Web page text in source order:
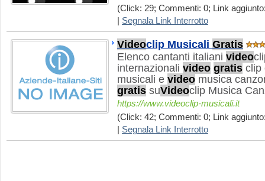
(Click: 29; Commenti: 0; Link
Segnala Link Interrotto
Videoclip Musicali Gratis
Elenco cantanti italiani video
internazionali video gratis clip
musicali e video musica
gratis suVideoclip Musica
https://www.videoclip-musicali.it
(Click: 42; Commenti: 0; Link
Segnala Link Interrotto